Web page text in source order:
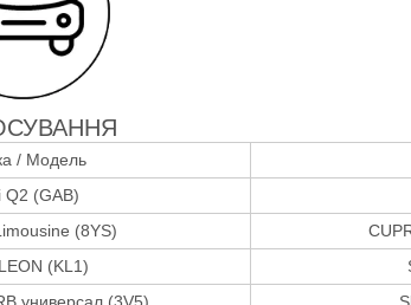
/ Модель
Q2 (GAB)
(8YS)
(KL1)